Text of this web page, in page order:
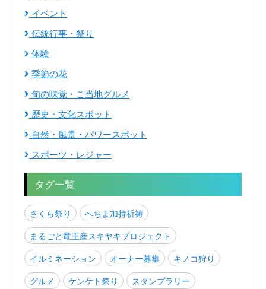
イベント
伝統行事・祭り
体験
季節の花
旬の味覚・ご当地グルメ
歴史・文化スポット
自然・風景・パワースポット
スポーツ・レジャー
タグ一覧
さくら祭り
へちま加持祈祷
まるごと竜王産スキヤキプロジェクト
イルミネーション
オーナー募集
キノコ狩り
グルメ
ケンケト祭り
スタンプラリー